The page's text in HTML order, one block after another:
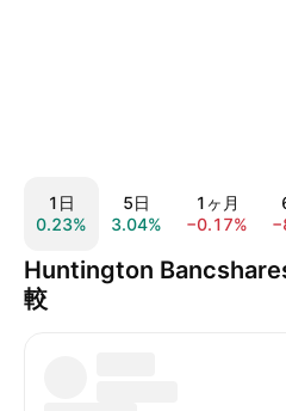
1日
0.23%
5日
3.04%
1ヶ月
−0.17%
Huntington
較